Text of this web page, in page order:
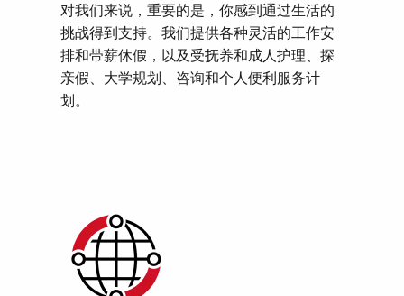
对我们来说，重要的是，你感到通过生活的
挑战得到支持。我们提供各种灵活的工作安
排和带薪休假，以及受抚养和成人护理、探
亲假、大学规划、咨询和个人便利服务计
划。